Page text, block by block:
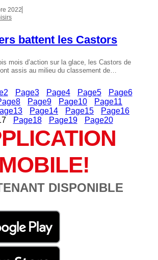
2022
battent les Castors
mois d’action sur la glace, les Castors de
assis au milieu du classement de…
2 Page3 Page4 Page5 Page6
8 Page9 Page10 Page11
13 Page14 Page15 Page16
Page18 Page19 Page20
MOBILE!
DISPONIBLE